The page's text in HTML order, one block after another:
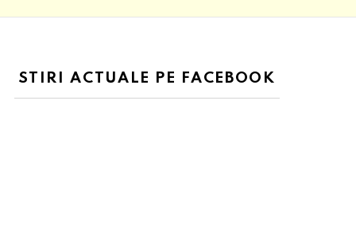
STIRI ACTUALE PE FACEBOOK